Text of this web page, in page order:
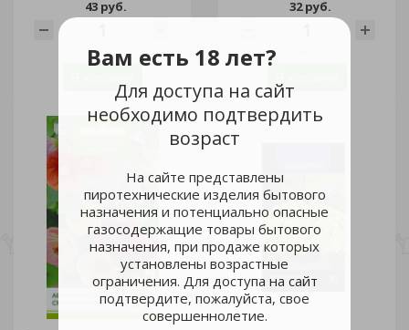
Вам есть 18 лет?
Для доступа на сайт
необходимо подтвердить
возраст
На сайте представлены
пиротехнические изделия бытового
назначения и потенциально опасные
газосодержащие товары бытового
назначения, при продаже которых
установлены возрастные
ограничения. Для доступа на сайт
подтвердите, пожалуйста, свое
совершеннолетие.
43 руб.
шт
32 руб.